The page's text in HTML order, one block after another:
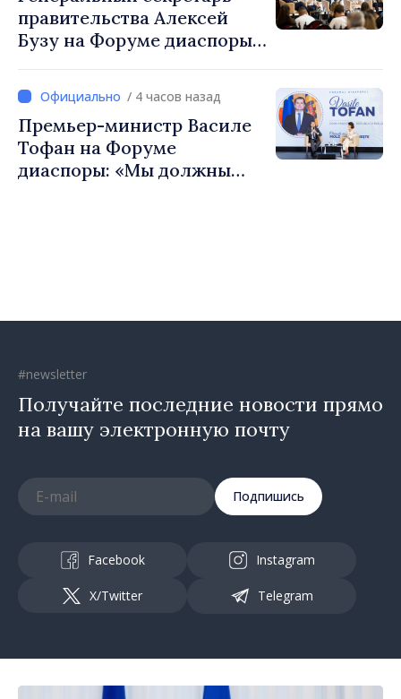
правительства Алексей
Бузу на Форуме диаспоры:
чтобы строить более
сильные сообщества»
/ 4 часов назад
Премьер-министр Василе
Тофан на Форуме
диаспоры: «Мы должны
#newsletter
Получайте последние новости прямо
на вашу электронную почту
Подпишись
Facebook Instagram
X/Twitter Telegram